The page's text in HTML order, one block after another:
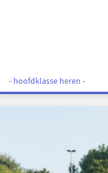
- hoofdklasse heren -